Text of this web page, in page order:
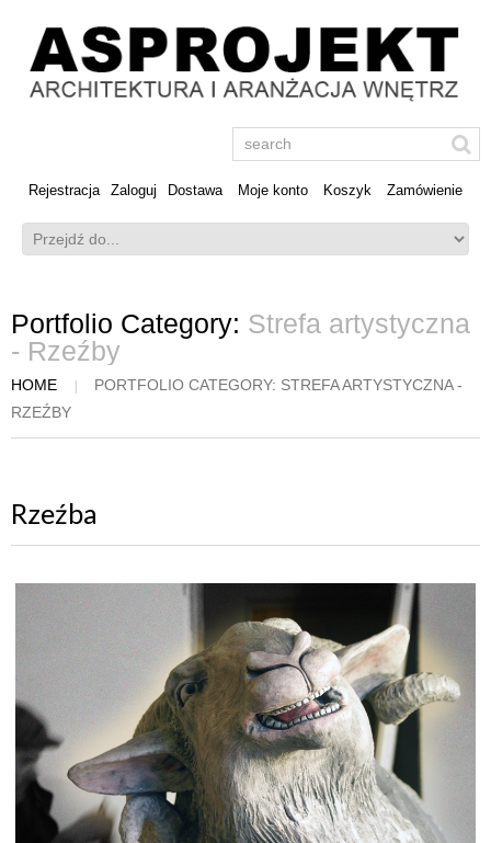
Rejestracja Zaloguj Dostawa Moje konto Koszyk Zamówienie
Portfolio Category: Strefa artystyczna
- Rzeźby
HOME
PORTFOLIO CATEGORY: STREFA ARTYSTYCZNA -
RZEŹBY
Rzeźba